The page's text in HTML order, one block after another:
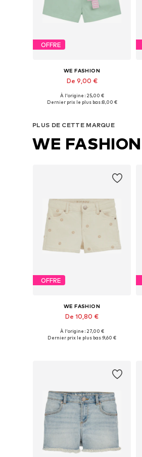
OFFRE
WE FASHION
De 9,00 €
Disponible en plusieurs tailles
À l'origine : 25,00 €
Dernier prix le plus bas :8,00 €
PLUS DE CETTE MARQUE
WE FASHION
OFFRE
WE FASHION
De 10,80 €
Disponible en plusieurs tailles
À l'origine : 27,00 €
Dernier prix le plus bas :9,60 €